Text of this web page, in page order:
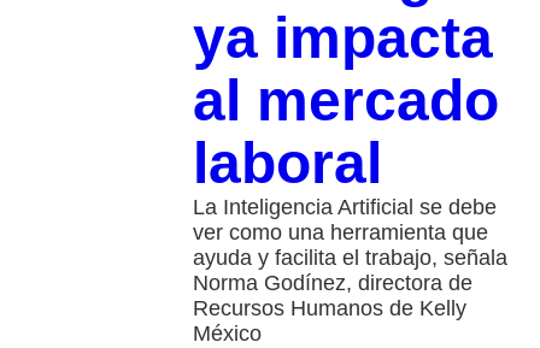
ya impacta
al mercado
laboral
La Inteligencia Artificial se debe
ver como una herramienta que
ayuda y facilita el trabajo, señala
Norma Godínez, directora de
Recursos Humanos de Kelly
México